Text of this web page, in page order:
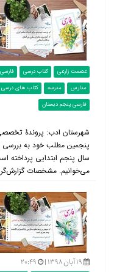
عصمت زارعی کتاب درسی
مدارس
مدرسه کتاب های درسی
فارسی پنجم دبستان
شهرستان ادب: پروندۀ
پنجمین مطلب خود به بررسی
سال پنجم ابتدایی پرداخته
می‌خوانیم. مشخصات
۱۹ آبان ۱۳۹۸ | ۲۰:۴۹